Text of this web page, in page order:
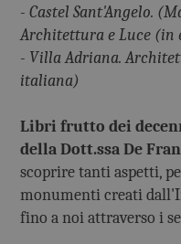
- Castel Sant'Angelo.
Architettura e Luce (in
- Villa Adriana.
italiana)
Libri frutto dei
della Dott.ssa De
scoprire tanti aspetti,
monumenti creati
fino a noi attraverso i